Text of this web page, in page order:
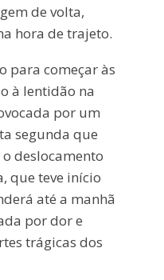
de volta,
hora de trajeto.
para começar às
à lentidão na
por um
segunda que
deslocamento
que teve início
até a manhã
por dor e
trágicas dos